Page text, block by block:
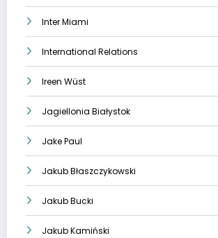
Inter Miami
International Relations
Ireen Wüst
Jagiellonia Białystok
Jake Paul
Jakub Błaszczykowski
Jakub Bucki
Jakub Kamiński